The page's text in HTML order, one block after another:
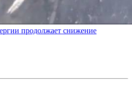
продолжает снижение